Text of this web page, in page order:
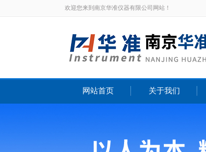
欢迎您来到南京华准仪器有限公司网站！
网站首页 关于我们